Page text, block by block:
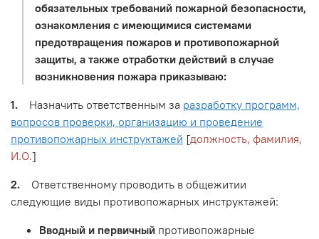
обязательных требований пожарной безопасности,
ознакомления с имеющимися системами
предотвращения пожаров и противопожарной
защиты, а также отработки действий в случае
возникновения пожара приказываю:
1. Назначить ответственным за разработку программ,
вопросов проверки, организацию и проведение
противопожарных инструктажей [должность, фамилия,
И.О.]
2. Ответственному проводить в общежитии
следующие виды противопожарных инструктажей:
Вводный и первичный противопожарные